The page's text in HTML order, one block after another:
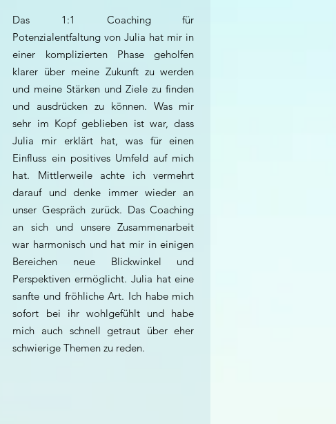
Das 1:1 Coaching für
Potenzialentfaltung von Julia hat mir in
einer komplizierten Phase geholfen
klarer über meine Zukunft zu werden
und meine Stärken und Ziele zu finden
und ausdrücken zu können. Was mir
sehr im Kopf geblieben ist war, dass
Julia mir erklärt hat, was für einen
Einfluss ein positives Umfeld auf mich
hat. Mittlerweile achte ich vermehrt
darauf und denke immer wieder an
unser Gespräch zurück. Das Coaching
an sich und unsere Zusammenarbeit
war harmonisch und hat mir in einigen
Bereichen neue Blickwinkel und
Perspektiven ermöglicht. Julia hat eine
sanfte und fröhliche Art. Ich habe mich
sofort bei ihr wohlgefühlt und habe
mich auch schnell getraut über eher
schwierige Themen zu reden.